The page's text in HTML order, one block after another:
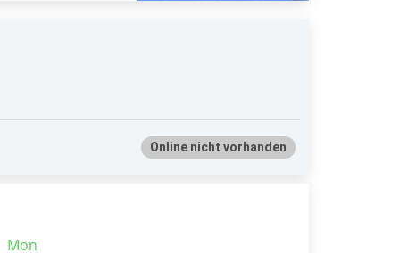
Online nicht vorhanden
Mon